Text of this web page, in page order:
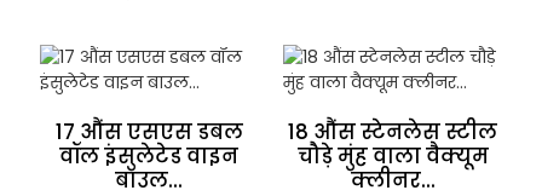
17 औंस एसएस डबल
वॉल इंसुलेटेड वाइन
बाउल...
18 औंस स्टेनलेस स्टील
चौड़े मुंह वाला वैक्यूम
क्लीनर...